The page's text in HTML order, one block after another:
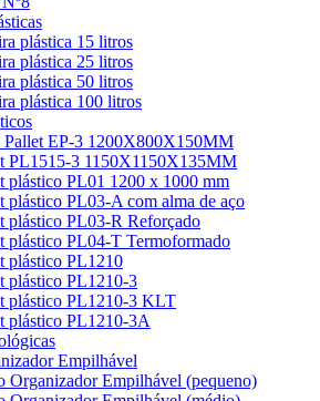
plástica 15 litros
plástica 25 litros
plástica 50 litros
plástica 100 litros
Pallet EP-3 1200X800X150MM
PL1515-3 1150X1150X135MM
plástico PL01 1200 x 1000 mm
plástico PL03-A com alma de aço
plástico PL03-R Reforçado
plástico PL04-T Termoformado
plástico PL1210
plástico PL1210-3
plástico PL1210-3 KLT
plástico PL1210-3A
Empilhável
Organizador Empilhável (pequeno)